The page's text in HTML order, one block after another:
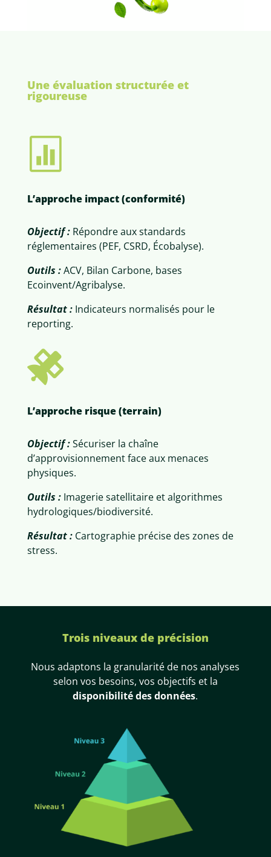
Une évaluation structurée et
rigoureuse

L’approche impact (conformité)
Objectif :Répondre aux standards
réglementaires (PEF, CSRD, Écobalyse).
Outils :ACV, Bilan Carbone, bases
Ecoinvent/Agribalyse.
Résultat :Indicateurs normalisés pour le
reporting.

L’approche risque (terrain)
Objectif :Sécuriser la chaîne
d’approvisionnement face aux menaces
physiques.
Outils :Imagerie satellitaire et algorithmes
hydrologiques/biodiversité.
Résultat :Cartographie précise des zones de
stress.
Trois niveaux de précision
Nous adaptons la granularité de nos analyses
selon vos besoins, vos objectifs et la
disponibilité des données.